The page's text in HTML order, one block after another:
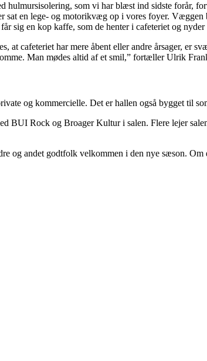
hulmursisolering, som vi har blæst ind sidste forår,
sat en lege- og motorikvæg op i vores foyer.
sig en kop kaffe, som de henter i cafeteriet og
at cafeteriet har mere åbent eller andre årsager, er
Man mødes altid af et smil,” fortæller Ulrik
og kommercielle. Det er hallen også bygget til
BUI Rock og Broager Kultur i salen. Flere lejer
og andet godtfolk velkommen i den nye sæson.